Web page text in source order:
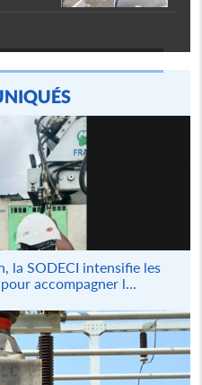
la SODECI intensifie les
accompagner l...